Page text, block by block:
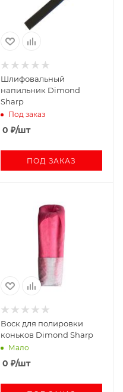
Шлифовальный
напильник Dimond
Sharp
Под заказ
0 ₽/шт
ПОД ЗАКАЗ
Воск для полировки
коньков Dimond Sharp
Мало
0 ₽/шт